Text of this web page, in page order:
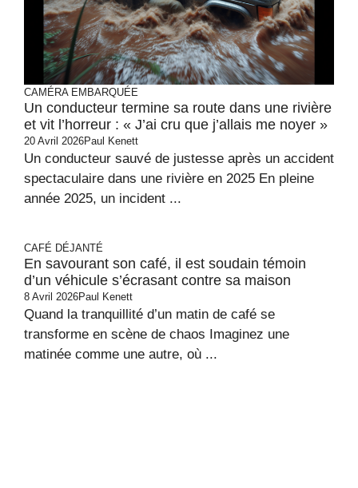
CAMÉRA EMBARQUÉE
Un conducteur termine sa route dans une rivière
et vit l’horreur : « J’ai cru que j’allais me noyer »
20 Avril 2026Paul Kenett
Un conducteur sauvé de justesse après un accident
spectaculaire dans une rivière en 2025 En pleine
année 2025, un incident ...
CAFÉ DÉJANTÉ
En savourant son café, il est soudain témoin
d’un véhicule s’écrasant contre sa maison
8 Avril 2026Paul Kenett
Quand la tranquillité d’un matin de café se
transforme en scène de chaos Imaginez une
matinée comme une autre, où ...